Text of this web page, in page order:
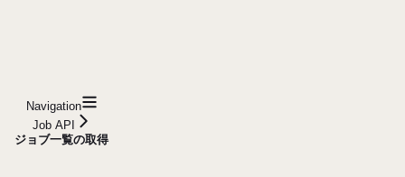
Navigation
Job API
ジョブ一覧の取得